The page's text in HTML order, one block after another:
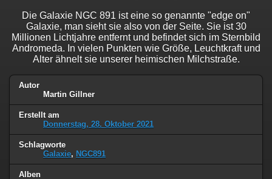
Die Galaxie NGC 891 ist eine so genannte "edge on"
Galaxie, man sieht sie also von der Seite. Sie ist 30
Millionen Lichtjahre entfernt und befindet sich im Sternbild
Andromeda. In vielen Punkten wie Größe, Leuchtkraft und
Alter ähnelt sie unserer heimischen Milchstraße.
Autor
Martin Gillner
Erstellt am
Donnerstag, 28. Oktober 2021
Schlagworte
Galaxie, NGC891
Alben